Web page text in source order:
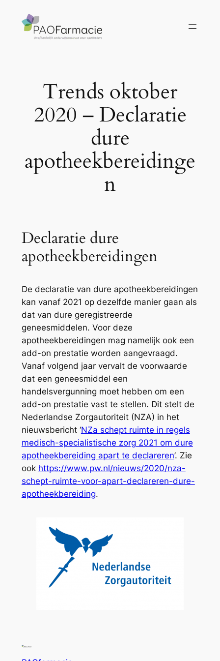
Trends oktober
2020 – Declaratie
dure
apotheekbereidinge
n
Declaratie dure
apotheekbereidingen
De declaratie van dure apotheekbereidingen
kan vanaf 2021 op dezelfde manier gaan als
dat van dure geregistreerde
geneesmiddelen. Voor deze
apotheekbereidingen mag namelijk ook een
add-on prestatie worden aangevraagd.
Vanaf volgend jaar vervalt de voorwaarde
dat een geneesmiddel een
handelsvergunning moet hebben om een
add-on prestatie vast te stellen. Dit stelt de
Nederlandse Zorgautoriteit (NZA) in het
nieuwsbericht ‘NZa schept ruimte in regels
medisch-specialistische zorg 2021 om dure
apotheekbereiding apart te declareren’. Zie
ook https://www.pw.nl/nieuws/2020/nza-
schept-ruimte-voor-apart-declareren-dure-
apotheekbereiding.